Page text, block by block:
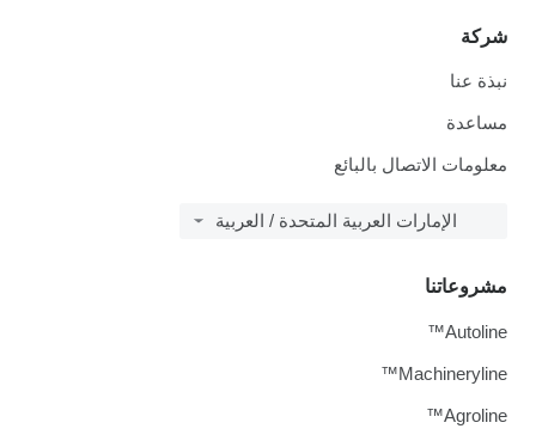
شركة
نبذة عنا
مساعدة
معلومات الاتصال بالبائع
الإمارات العربية المتحدة / العربية
مشروعاتنا
Autoline™
Machineryline™
Agroline™